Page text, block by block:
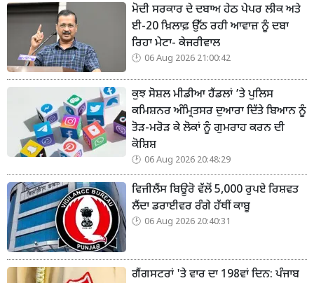
ਮੋਦੀ ਸਰਕਾਰ ਦੇ ਦਬਾਅ ਹੇਠ ਪੇਪਰ ਲੀਕ ਅਤੇ
ਈ-20 ਖ਼ਿਲਾਫ਼ ਉੱਠ ਰਹੀ ਆਵਾਜ਼ ਨੂੰ ਦਬਾ
ਰਿਹਾ ਮੇਟਾ- ਕੇਜਰੀਵਾਲ
06 Aug 2026 21:00:42
ਕੁਝ ਸੋਸ਼ਲ ਮੀਡੀਆ ਹੈਂਡਲਾਂ ’ਤੇ ਪੁਲਿਸ
ਕਮਿਸ਼ਨਰ ਅੰਮ੍ਰਿਤਸਰ ਦੁਆਰਾ ਦਿੱਤੇ ਬਿਆਨ ਨੂੰ
ਤੋੜ-ਮਰੋੜ ਕੇ ਲੋਕਾਂ ਨੂੰ ਗੁਮਰਾਹ ਕਰਨ ਦੀ
ਕੋਸ਼ਿਸ਼
06 Aug 2026 20:48:29
ਵਿਜੀਲੈਂਸ ਬਿਊਰੋ ਵੱਲੋਂ 5,000 ਰੁਪਏ ਰਿਸ਼ਵਤ
ਲੈਂਦਾ ਡਰਾਈਵਰ ਰੰਗੇ ਹੱਥੀਂ ਕਾਬੂ
06 Aug 2026 20:40:31
ਗੈਂਗਸਟਰਾਂ 'ਤੇ ਵਾਰ ਦਾ 198ਵਾਂ ਦਿਨ: ਪੰਜਾਬ